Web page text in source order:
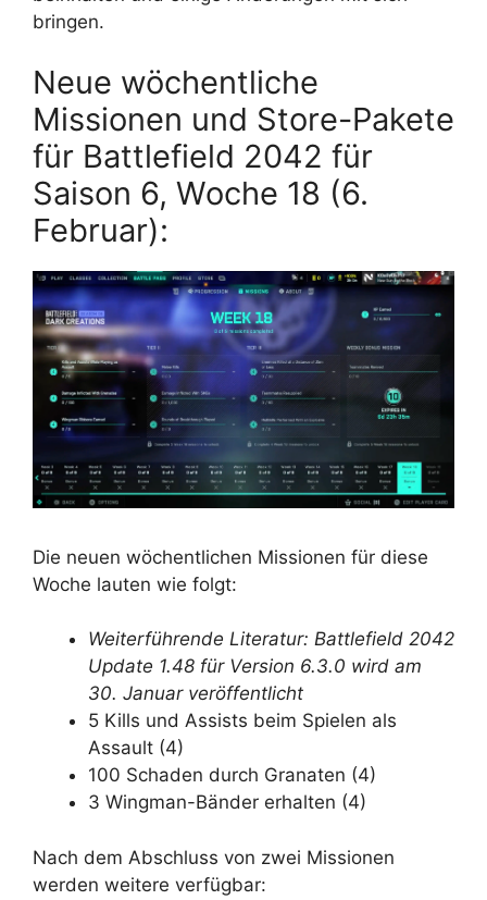
bringen.
Neue wöchentliche
Missionen und Store-Pakete
für Battlefield 2042 für
Saison 6, Woche 18 (6.
Februar):
Die neuen wöchentlichen Missionen für diese
Woche lauten wie folgt:
Weiterführende Literatur: Battlefield 2042
Update 1.48 für Version 6.3.0 wird am
30. Januar veröffentlicht
5 Kills und Assists beim Spielen als
Assault (4)
100 Schaden durch Granaten (4)
3 Wingman-Bänder erhalten (4)
Nach dem Abschluss von zwei Missionen
werden weitere verfügbar: